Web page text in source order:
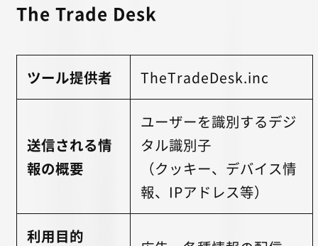
The Trade Desk
ツール提供者 TheTradeDesk.inc
送信される情
報の概要
ユーザーを識別するデジ
タル識別子
（クッキー、デバイス情
報、IPアドレス等）
利用目的